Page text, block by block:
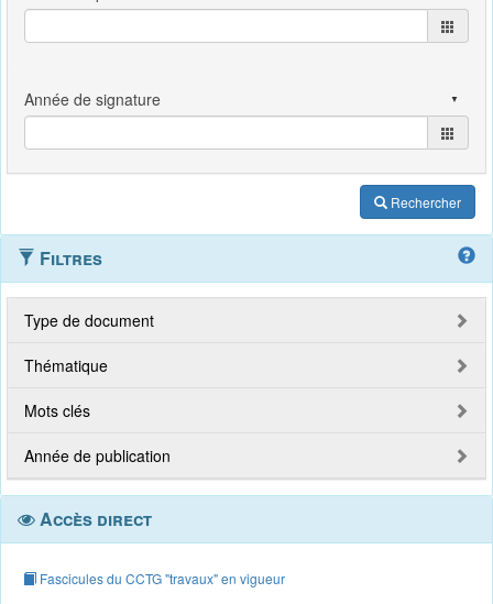
Rechercher
Filtres
Type de document
Thématique
Mots clés
Année de publication
Accès direct
Fascicules du CCTG "travaux" en vigueur